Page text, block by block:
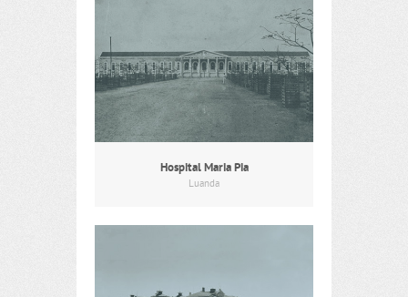
Hospital Maria Pia
Luanda